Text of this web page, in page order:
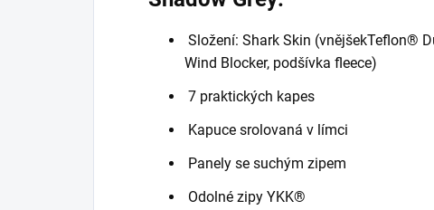
Složení: Shark Skin (vnějšekTeflon®
Wind Blocker, podšívka fleece)
7 praktických kapes
Kapuce srolovaná v límci
Panely se suchým zipem
Odolné zipy YKK®